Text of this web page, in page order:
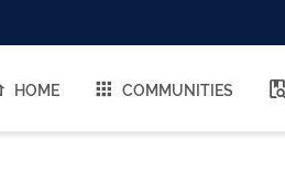
HOME COMMUNITIES